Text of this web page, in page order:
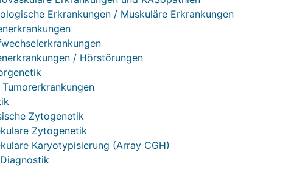
Erkrankungen / Muskuläre Erkrankungen
/ Hörstörungen
Tumorerkrankungen
Zytogenetik
Zytogenetik
Karyotypisierung (Array CGH)